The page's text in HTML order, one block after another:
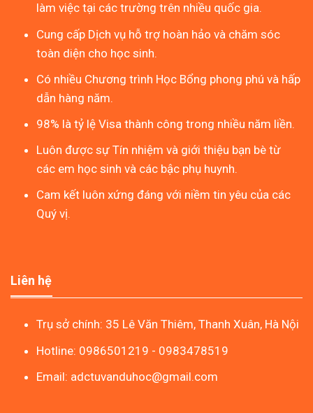
làm việc tại các trường trên nhiều quốc gia.
Cung cấp Dịch vụ hỗ trợ hoàn hảo và chăm sóc
toàn diện cho học sinh.
Có nhiều Chương trình Học Bổng phong phú và hấp
dẫn hàng năm.
98% là tỷ lệ Visa thành công trong nhiều năm liền.
Luôn được sự Tín nhiệm và giới thiệu bạn bè từ
các em học sinh và các bậc phụ huynh.
Cam kết luôn xứng đáng với niềm tin yêu của các
Quý vị.
Liên hệ
Trụ sở chính: 35 Lê Văn Thiêm, Thanh Xuân, Hà Nội
Hotline: 0986501219 - 0983478519
Email: adctuvanduhoc@gmail.com